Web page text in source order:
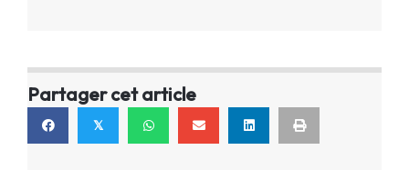
Partager cet article
𝕏